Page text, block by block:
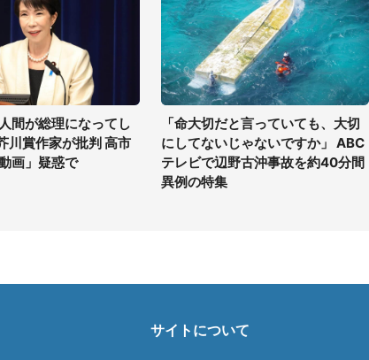
間が総理になってし
川賞作家が批判 高市
画」疑惑で
「命大切だと言っていても、大切
にしてないじゃないですか」 ABC
テレビで辺野古沖事故を約40分間
異例の特集
サイトについて